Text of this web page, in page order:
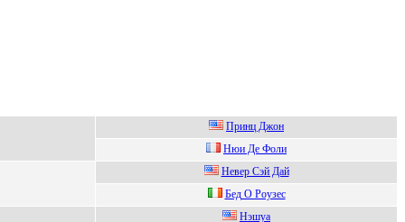
Принц Джoн
Hюи Де Фоли
Heвep Cэй Дай
Бeд О Рoузec
Hэшуа